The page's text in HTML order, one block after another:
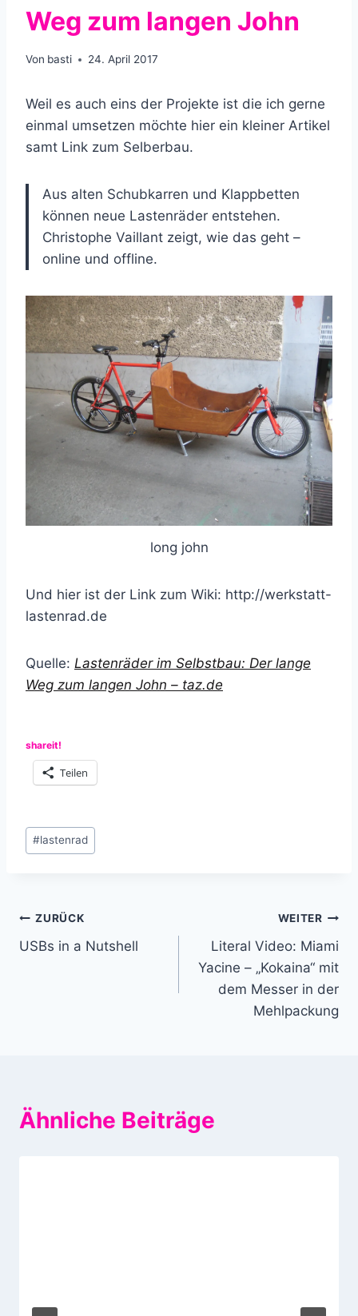
Weg zum langen John
Von basti 24. April 2017
Weil es auch eins der Projekte ist die ich gerne
einmal umsetzen möchte hier ein kleiner Artikel
samt Link zum Selberbau.
Aus alten Schubkarren und Klappbetten
können neue Lastenräder entstehen.
Christophe Vaillant zeigt, wie das geht –
online und offline.
long john
Und hier ist der Link zum Wiki: http://werkstatt-
lastenrad.de
Quelle: Lastenräder im Selbstbau: Der lange
Weg zum langen John – taz.de
shareit!
Teilen
Schlagworte:
#lastenrad
Beitragsnavigation
ZURÜCK
USBs in a Nutshell
WEITER
Literal Video: Miami
Yacine – „Kokaina“ mit
dem Messer in der
Mehlpackung
Ähnliche Beiträge